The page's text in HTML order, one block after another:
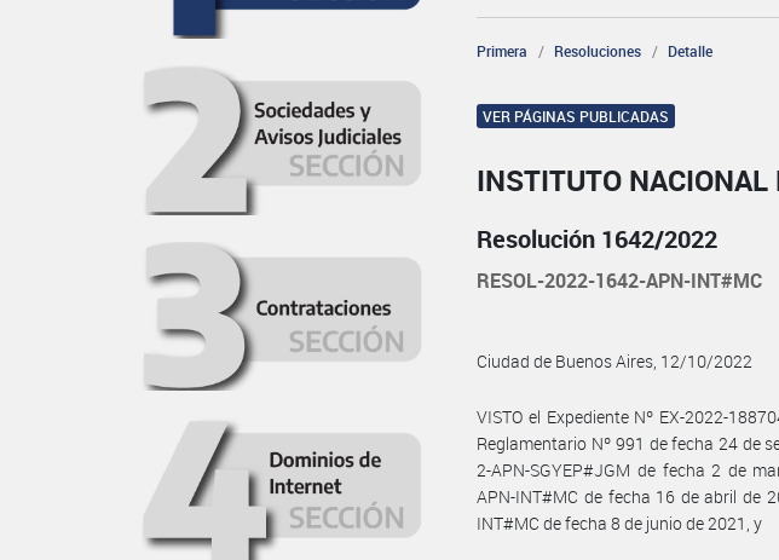
Primera Resoluciones Detalle
VER PÁGINAS PUBLICADAS
INSTITUTO NACIONAL
Resolución 1642/2022
RESOL-2022-1642-APN-INT#MC
Ciudad de Buenos Aires, 12/10/2022
VISTO el Expediente Nº EX-2022-
Reglamentario Nº 991 de fecha 24 de
2-APN-SGYEP#JGM de fecha 2 de
APN-INT#MC de fecha 16 de abril de
INT#MC de fecha 8 de junio de 2021, y